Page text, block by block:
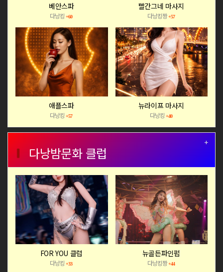
베안스파
다낭킹+60
빨간그네 마사지
다낭킹짱+57
애플스파
다낭킹+57
뉴라이프 마사지
다낭킹 +40
+
다낭밤문화 클럽
FOR YOU 클럽
다낭킹+33
뉴골든파인펍
다낭킹짱+44